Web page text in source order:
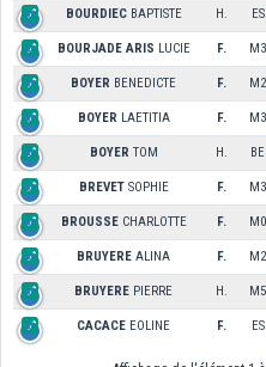
BOURDIECBAPTISTE H. ES
BOURJADE ARIS LUCIE F. M3
BOYER BENEDICTE F. M2
BOYER LAETITIA F. M3
BOYER TOM H. BE
BREVETSOPHIE F. M3
BROUSSECHARLOTTE F. M0
BRUYERE ALINA F. M2
BRUYERE PIERRE H. M5
CACACE EOLINE F. ES